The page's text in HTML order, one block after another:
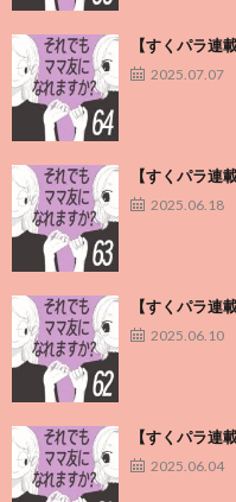
【すくパラ連
2025.07.07
【すくパラ連
2025.06.18
【すくパラ連
2025.06.10
【すくパラ連
2025.06.04